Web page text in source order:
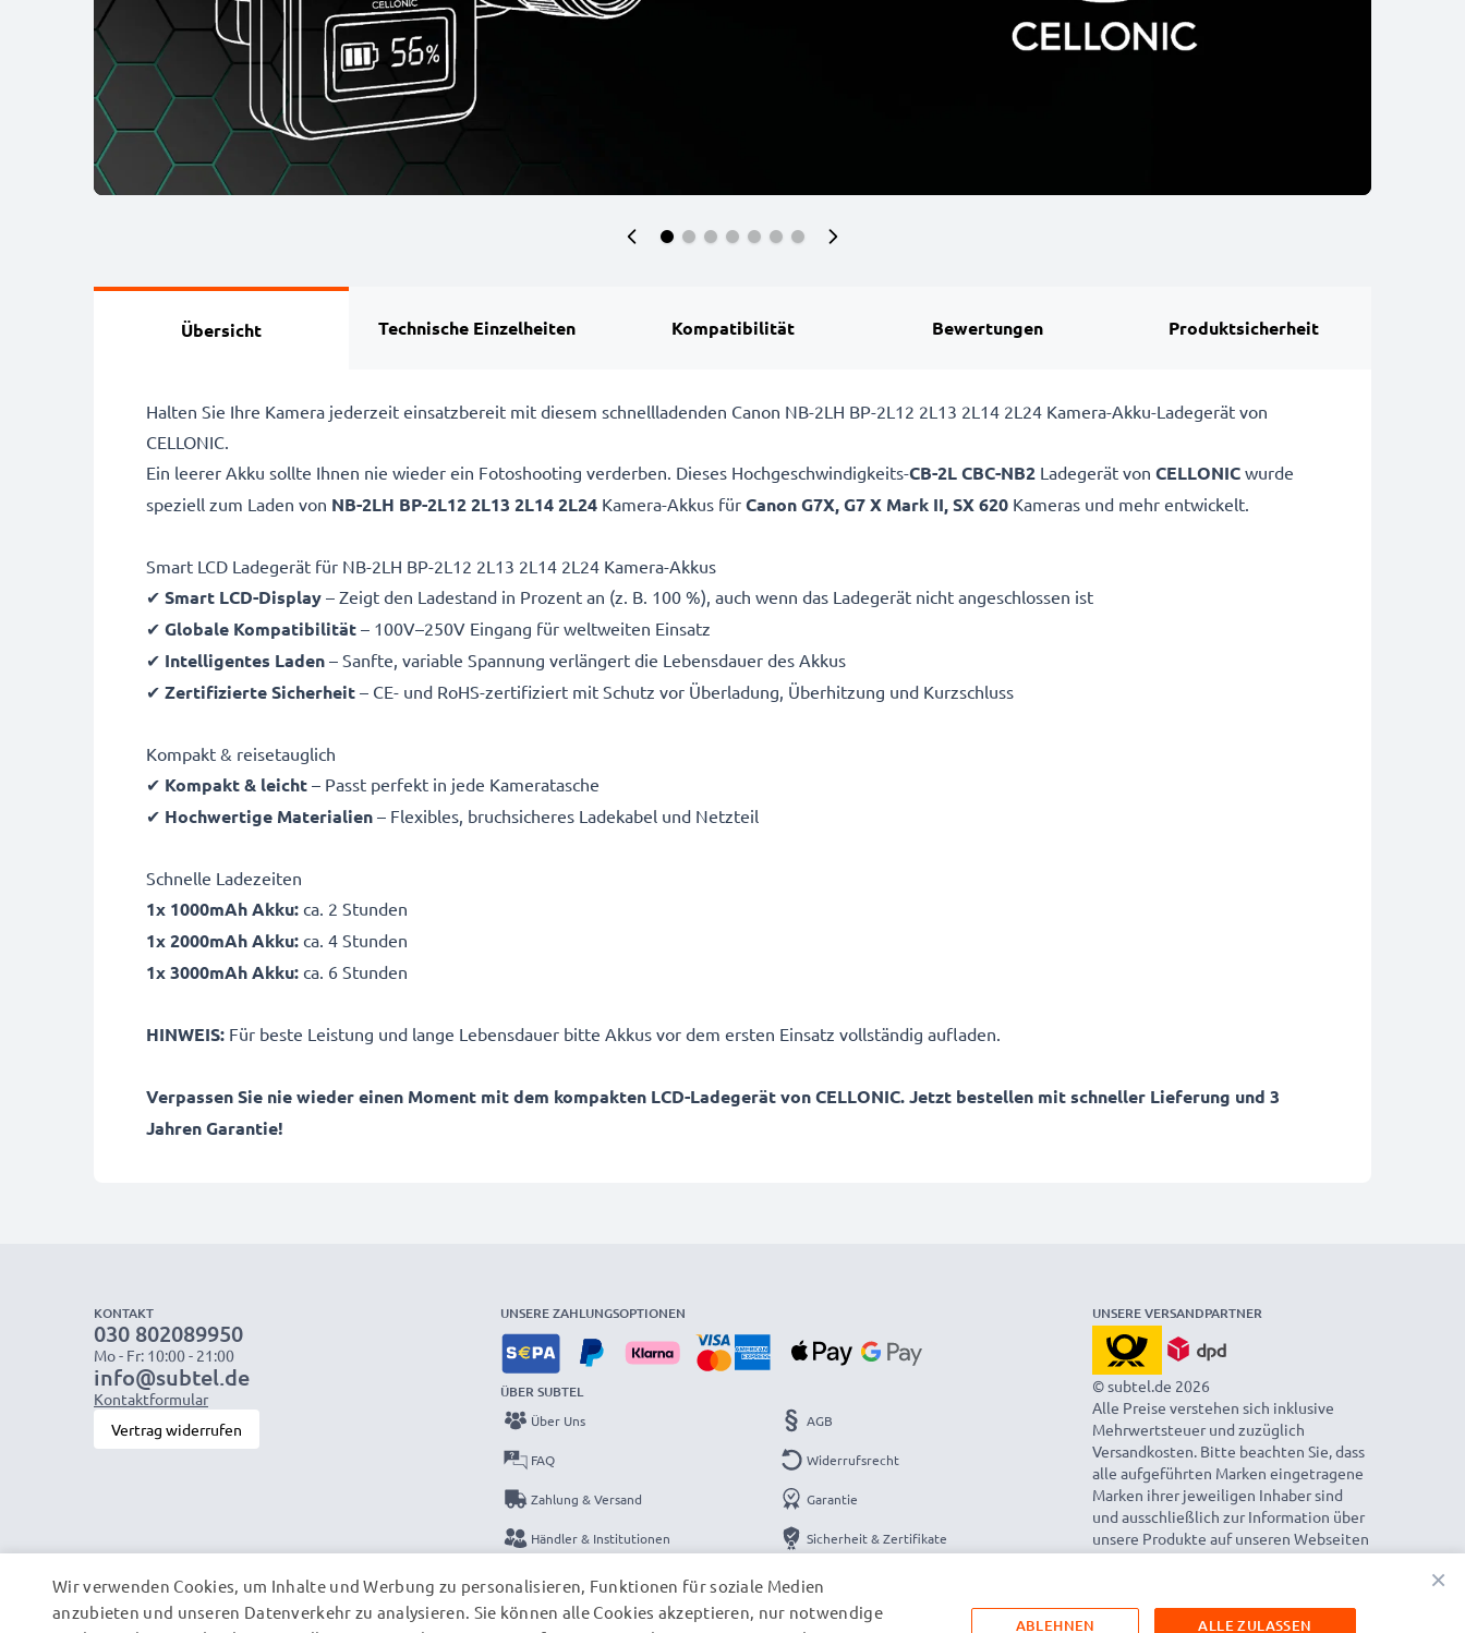
Übersicht Technische Einzelheiten Kompatibilität Bewertungen Produktsicherheit
Halten Sie Ihre Kamera jederzeit einsatzbereit mit diesem schnellladenden Canon NB-2LH BP-2L12 2L13 2L14 2L24 Kamera-Akku-Ladegerät von
CELLONIC.
Ein leerer Akku sollte Ihnen nie wieder ein Fotoshooting verderben. Dieses Hochgeschwindigkeits-CB-2L CBC-NB2 Ladegerät von CELLONIC wurde
speziell zum Laden von NB-2LH BP-2L12 2L13 2L14 2L24 Kamera-Akkus für Canon G7X, G7 X Mark II, SX 620 Kameras und mehr entwickelt.
Smart LCD Ladegerät für NB-2LH BP-2L12 2L13 2L14 2L24 Kamera-Akkus
✔ Smart LCD-Display – Zeigt den Ladestand in Prozent an (z. B. 100 %), auch wenn das Ladegerät nicht angeschlossen ist
✔ Globale Kompatibilität – 100V–250V Eingang für weltweiten Einsatz
✔ Intelligentes Laden – Sanfte, variable Spannung verlängert die Lebensdauer des Akkus
✔ Zertifizierte Sicherheit – CE- und RoHS-zertifiziert mit Schutz vor Überladung, Überhitzung und Kurzschluss
Kompakt & reisetauglich
✔ Kompakt & leicht – Passt perfekt in jede Kameratasche
✔ Hochwertige Materialien – Flexibles, bruchsicheres Ladekabel und Netzteil
Schnelle Ladezeiten
1x 1000mAh Akku: ca. 2 Stunden
1x 2000mAh Akku: ca. 4 Stunden
1x 3000mAh Akku: ca. 6 Stunden
HINWEIS: Für beste Leistung und lange Lebensdauer bitte Akkus vor dem ersten Einsatz vollständig aufladen.
Verpassen Sie nie wieder einen Moment mit dem kompakten LCD-Ladegerät von CELLONIC. Jetzt bestellen mit schneller Lieferung und 3
Jahren Garantie!
KONTAKT
030 802089950
Mo - Fr: 10:00 - 21:00
info@subtel.de
Kontaktformular
Vertrag widerrufen
UNSERE ZAHLUNGSOPTIONEN
ÜBER SUBTEL
Über Uns
FAQ
Zahlung & Versand
Händler & Institutionen
Kataloge
Kontakt
AGB
Widerrufsrecht
Garantie
Sicherheit & Zertifikate
Impressum
UNSERE VERSANDPARTNER
© subtel.de 2026
Alle Preise verstehen sich inklusive
Mehrwertsteuer und zuzüglich
Versandkosten. Bitte beachten Sie, dass
alle aufgeführten Marken eingetragene
Marken ihrer jeweiligen Inhaber sind
und ausschließlich zur Information über
unsere Produkte auf unseren Webseiten
genannt werden.
×
Wir verwenden Cookies, um Inhalte und Werbung zu personalisieren, Funktionen für soziale Medien
anzubieten und unseren Datenverkehr zu analysieren. Sie können alle Cookies akzeptieren, nur notwendige
ALLE ZULASSEN
ABLEHNEN